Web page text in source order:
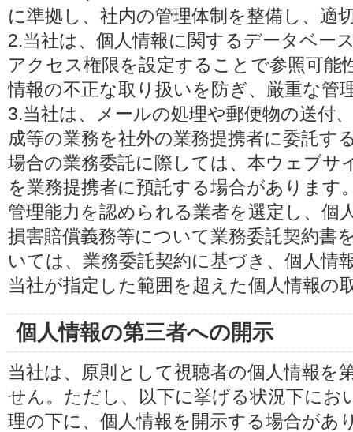
に準拠し、社内の管理体制を整備し、適
2.当社は、個人情報に関するデータベー
アクセス権限を設定することで参照可能
情報の不正な取り扱いを防ぎ、厳重な管
3.当社は、メールの処理や郵便物の送付
成等の業務を社外の業務提携者に委託す
場合の業務委託に際しては、本ウェブサ
を業務提携者に預託する場合があります
管理能力を認められる業者を選定し、個
損害賠償義務等について業務委託契約書
いては、業務委託契約に基づき、個人情
当社が指定した範囲を超えた個人情報の
個人情報の第三者への開示
当社は、原則として視聴者の個人情報を
せん。ただし、以下に挙げる状況下にお
理の下に、個人情報を開示する場合があ